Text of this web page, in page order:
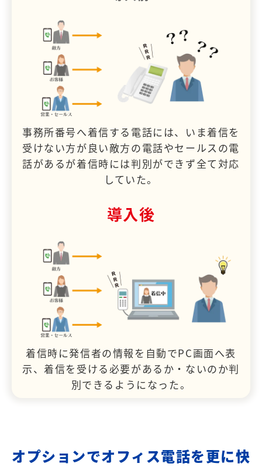
事務所番号へ着信する電話には、いま着信を
受けない方が良い敵方の電話やセールスの電
話があるが着信時には判別ができず全て対応
していた。
導入後
着信時に発信者の情報を自動でPC画面へ表
示、着信を受ける必要があるか・ないのか判
別できるようになった。
オプションでオフィス電話を更に快